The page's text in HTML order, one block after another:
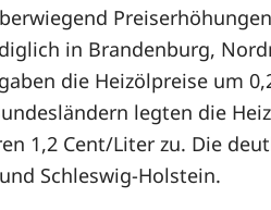
in Brandenburg,
die Heizölpreise um
legten die
1,2 Cent/Liter zu. Die
Schleswig-Holstein.